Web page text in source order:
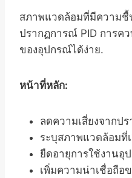
สภาพแวดล้อมที่มีความชื้
ปรากฏการณ์ PID การค
ของอุปกรณ์ได้ง่าย.
หน้าที่หลัก:
ลดความเสี่ยงจากป
ระบุสภาพแวดล้อมที่
ยืดอายุการใช้งานอุ
เพิ่มความน่าเชื่อถือ